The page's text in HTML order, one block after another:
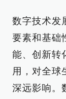
数字技术发
要素和基础
能、创新转
用，对全球
深远影响。